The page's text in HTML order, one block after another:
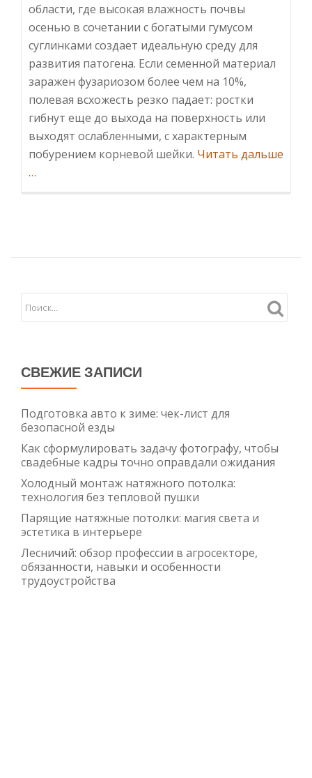
области, где высокая влажность почвы
осенью в сочетании с богатыми гумусом
суглинками создает идеальную среду для
развития патогена. Если семенной материал
заражен фузариозом более чем на 10%,
полевая всхожесть резко падает: ростки
гибнут еще до выхода на поверхность или
выходят ослабленными, с характерным
побурением корневой шейки. Читать дальше
ИнформацияПротравливание
выбор
и
биометоды
…
СВЕЖИЕ ЗАПИСИ
Подготовка авто к зиме: чек-лист для
безопасной езды
Как сформулировать задачу фотографу, чтобы
свадебные кадры точно оправдали ожидания
Холодный монтаж натяжного потолка:
технология без тепловой пушки
Парящие натяжные потолки: магия света и
эстетика в интерьере
Лесничий: обзор профессии в агросекторе,
обязанности, навыки и особенности
трудоустройства